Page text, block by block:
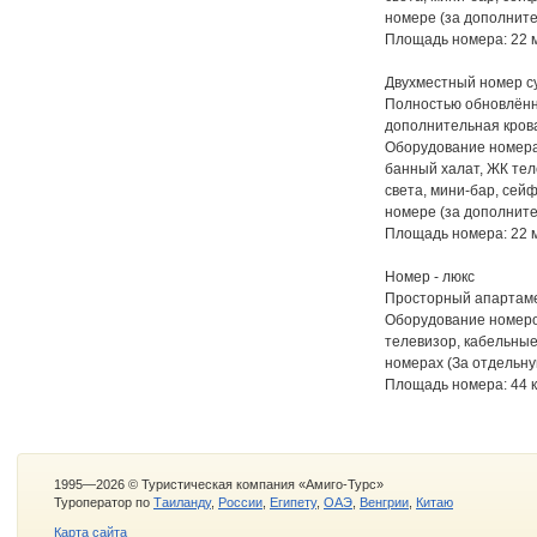
номере (за
Площадь номера: 22
Двухместный номер
Полностью
дополнительная
Оборудование
банный халат, ЖК
света, мини-бар,
номере (за
Площадь номера: 22
Номер - люкс
Просторный
Оборудование
телевизор,
номерах (За
Площадь номера: 44
1995—2026 © Туристическая компания «Амиго-Турс»
Туроператор по Таиланду, России Египету, ОАЭ Венгрии Китаю
Карта сайта